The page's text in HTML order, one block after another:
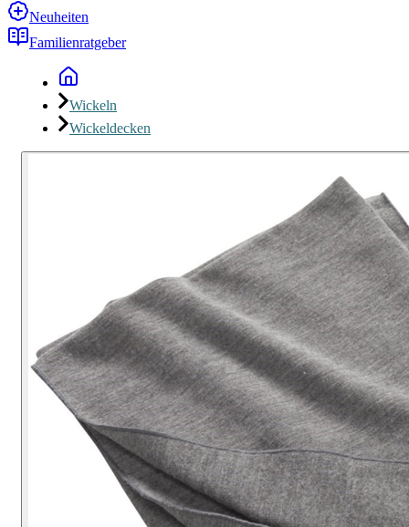
Neuheiten
Familienratgeber
Wickeln
Wickeldecken